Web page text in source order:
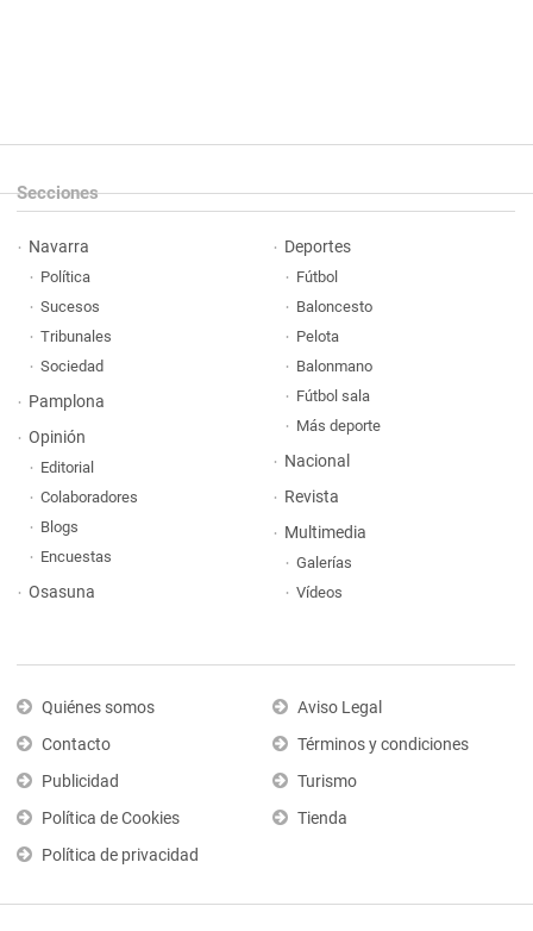
Secciones
Navarra
Política
Sucesos
Tribunales
Sociedad
Pamplona
Opinión
Editorial
Colaboradores
Blogs
Encuestas
Osasuna
Deportes
Fútbol
Baloncesto
Pelota
Balonmano
Fútbol sala
Más deporte
Nacional
Revista
Multimedia
Galerías
Vídeos
Quiénes somos
Contacto
Publicidad
Política de Cookies
Política de privacidad
Aviso Legal
Términos y condiciones
Turismo
Tienda